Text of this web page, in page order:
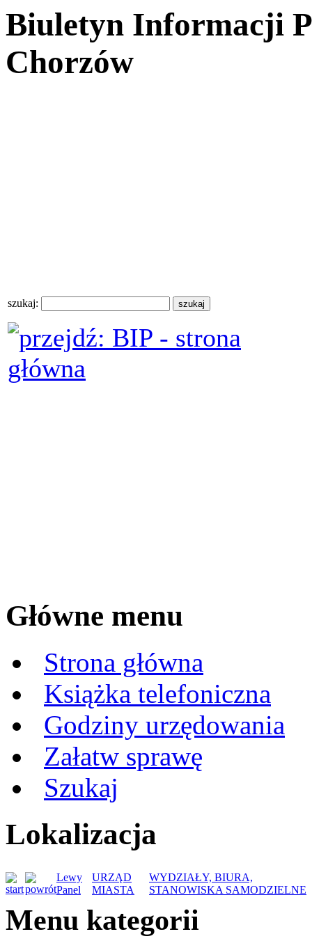
Biuletyn Informacji
Chorzów
szukaj:
Główne menu
Strona główna
Książka telefoniczna
Godziny urzędowania
Załatw sprawę
Szukaj
Lokalizacja
Lewy
Panel
URZĄD
MIASTA
WYDZIAŁY, BIURA,
STANOWISKA SAMODZIELNE
Menu kategorii